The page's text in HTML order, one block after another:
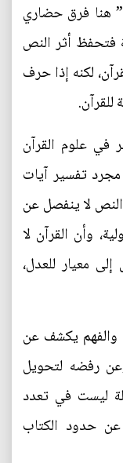
هنا فرق حضاري
فتحفظ أثر النص
لكنه إذا حرف
في علوم القرآن
مجرد تفسير آيات
لا ينفصل عن
وأن القرآن لا
معيار للعدل،
والفهم يكشف عن
رفضه لتحويل
ليست في تعدد
عن حدود الكتاب